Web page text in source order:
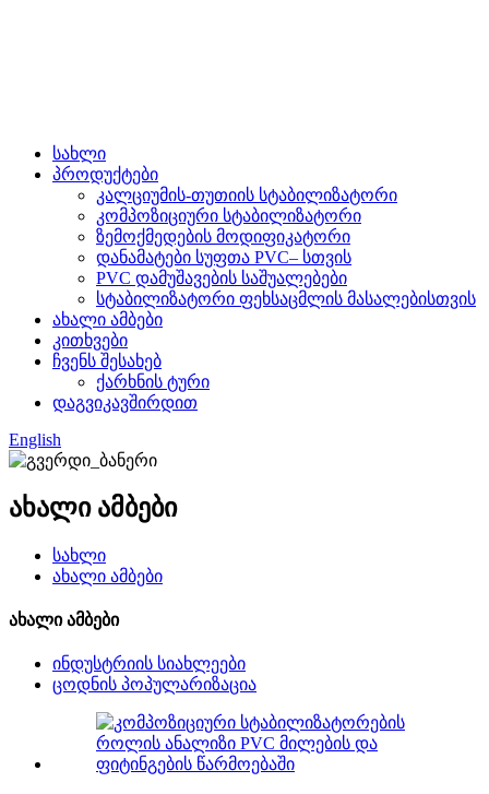
სახლი
პროდუქტები
კალციუმის-თუთიის სტაბილიზატორი
კომპოზიციური სტაბილიზატორი
ზემოქმედების მოდიფიკატორი
დანამატები სუფთა PVC– სთვის
PVC დამუშავების საშუალებები
სტაბილიზატორი ფეხსაცმლის მასალებისთვის
ახალი ამბები
კითხვები
ჩვენს შესახებ
ქარხნის ტური
დაგვიკავშირდით
English
ახალი ამბები
სახლი
ახალი ამბები
ახალი ამბები
ინდუსტრიის სიახლეები
ცოდნის პოპულარიზაცია